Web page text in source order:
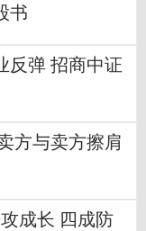
书
反弹 招商中证
方与卖方擦肩
成长 四成防